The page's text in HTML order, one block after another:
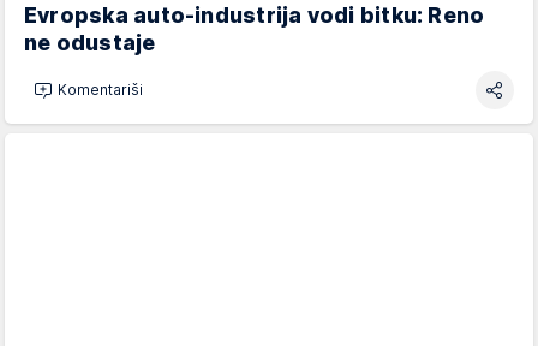
Evropska auto-industrija vodi bitku: Reno
ne odustaje
Komentariši